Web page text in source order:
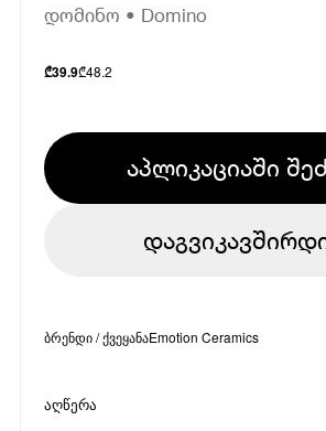
დომინო • Domino
₾39.9₾48.2
აპლიკაციაში
ბრენდი / ქვეყანაEmotion Ceramics
აღწერა